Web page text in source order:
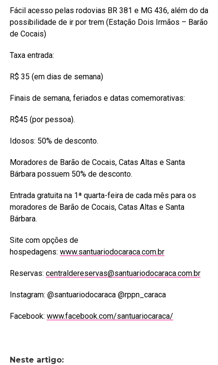
Fácil acesso pelas rodovias BR 381 e MG 436, além do da
possibilidade de ir por trem (Estação Dois Irmãos – Barão
de Cocais)
Taxa entrada:
R$ 35 (em dias de semana)
Finais de semana, feriados e datas comemorativas:
R$45 (por pessoa).
Idosos: 50% de desconto.
Moradores de Barão de Cocais, Catas Altas e Santa
Bárbara possuem 50% de desconto.
Entrada gratuita na 1ª quarta-feira de cada mês para os
moradores de Barão de Cocais, Catas Altas e Santa
Bárbara.
Site com opções de
hospedagens: www.santuariodocaraca.com.br
Reservas: centraldereservas@santuariodocaraca.com.br
Instagram: @santuariodocaraca @rppn_caraca
Facebook: www.facebook.com/santuariocaraca/
Neste artigo: